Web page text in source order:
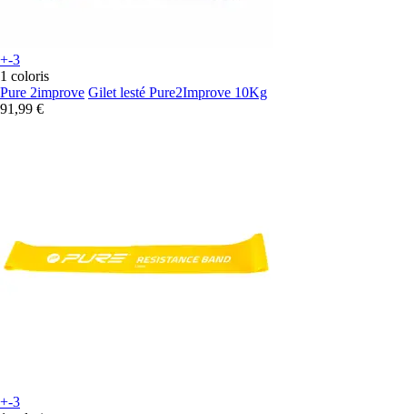
+-3
1 coloris
Pure 2improve Gilet lesté Pure2Improve 10Kg
91,99 €
+-3